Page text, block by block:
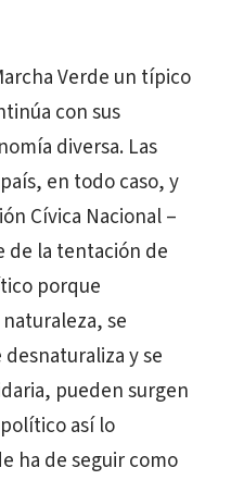
Verde un típico
con sus
diversa. Las
en todo caso, y
Cívica Nacional –
de la tentación de
porque
se
y se
pueden surgen
así lo
ha de seguir como